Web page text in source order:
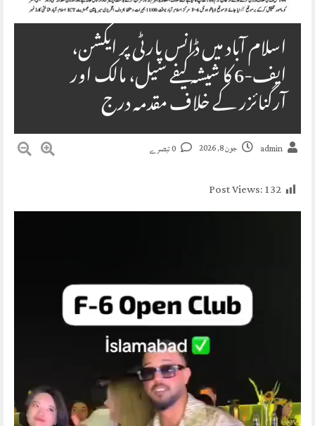
اسلام آباد میں ڈانس پارٹی پر ایکشن،
ایف-6 کا شیشہ کیفے سیل، مالک اور
آرگنائزر کے خلاف مقدمہ درج
admin جون 8, 2026
Post Views:132
Video